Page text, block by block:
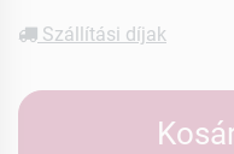
Szállítási díjak